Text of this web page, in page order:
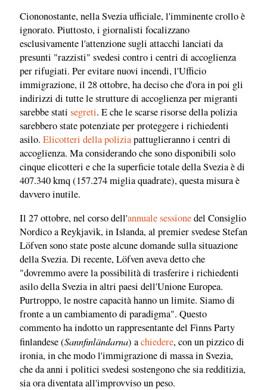
Ciononostante, nella Svezia ufficiale, l'imminente crollo è
ignorato. Piuttosto, i giornalisti focalizzano
esclusivamente l'attenzione sugli attacchi lanciati da
presunti "razzisti" svedesi contro i centri di accoglienza
per rifugiati. Per evitare nuovi incendi, l'Ufficio
immigrazione, il 28 ottobre, ha deciso che d'ora in poi gli
indirizzi di tutte le strutture di accoglienza per migranti
sarebbe stati segreti. E che le scarse risorse della polizia
sarebbero state potenziate per proteggere i richiedenti
asilo. Elicotteri della poliziapattuglieranno i centri di
accoglienza. Ma considerando che sono disponibili solo
cinque elicotteri e che la superficie totale della Svezia è di
407.340 kmq (157.274 miglia quadrate), questa misura è
davvero inutile.
Il 27 ottobre, nel corso dell'annuale sessionedel Consiglio
Nordico a Reykjavik, in Islanda, al premier svedese Stefan
Löfven sono state poste alcune domande sulla situazione
della Svezia. Di recente, Löfven aveva detto che
"dovremmo avere la possibilità di trasferire i richiedenti
asilo della Svezia in altri paesi dell'Unione Europea.
Purtroppo, le nostre capacità hanno un limite. Siamo di
fronte a un cambiamento di paradigma". Questo
commento ha indotto un rappresentante del Finns Party
finlandese (Sannfinländarna) achiedere, con un pizzico di
ironia, in che modo l'immigrazione di massa in Svezia,
che da anni i politici svedesi sostengono che sia redditizia,
sia ora diventata all'improvviso un peso.